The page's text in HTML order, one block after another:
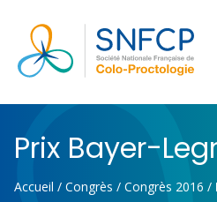
Prix Bayer-
Accueil / Congrès / Congrès 2016 /